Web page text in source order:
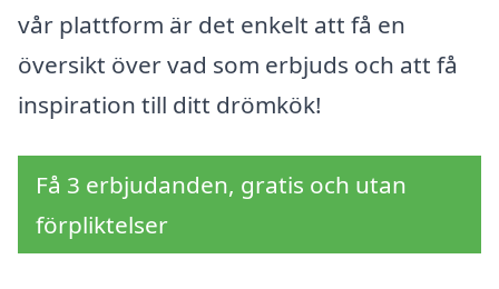
vår plattform är det enkelt att få en
översikt över vad som erbjuds och att få
inspiration till ditt drömkök!
Få 3 erbjudanden, gratis och utan
förpliktelser